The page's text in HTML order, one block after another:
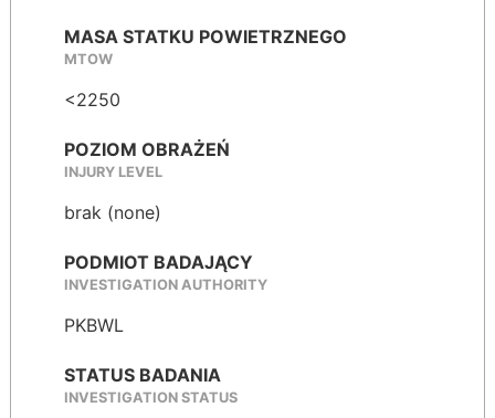
MASA STATKU POWIETRZNEGO
MTOW
<2250
POZIOM OBRAŻEŃ
INJURY LEVEL
brak (none)
PODMIOT BADAJĄCY
INVESTIGATION AUTHORITY
PKBWL
STATUS BADANIA
INVESTIGATION STATUS